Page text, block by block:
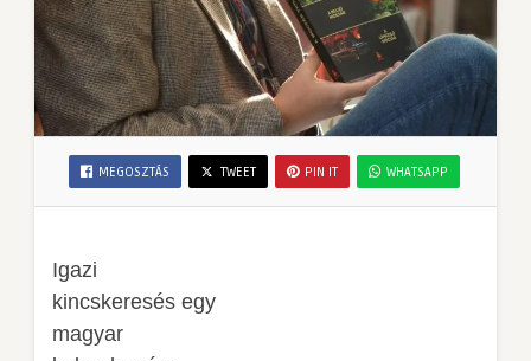
MEGOSZTÁS TWEET PIN IT WHATSAPP
Igazi
kincskeresés egy
magyar